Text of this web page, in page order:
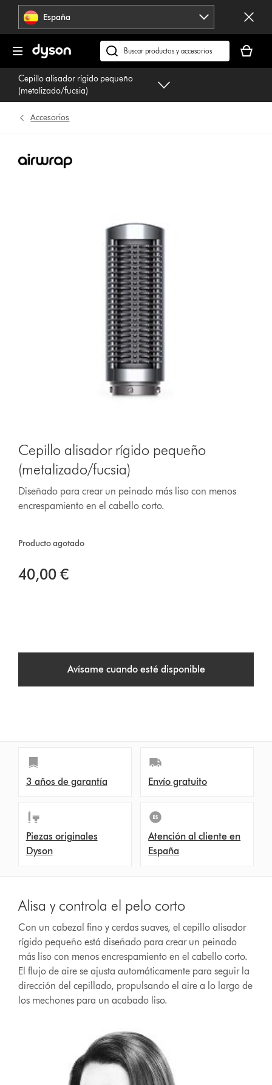
Omitir
navegación España
Buscar
en
dyson.es
cesta
está
Cepillo alisador rígido pequeño
(metalizado/fucsia)
Accesorios
Cepillo alisador rígido pequeño
(metalizado/fucsia)
Diseñado para crear un peinado más liso con menos
encrespamiento en el cabello corto.
Producto agotado
40,00 €
Avísame cuando esté disponible
3 años de garantía Envío gratuito
Piezas originales
Dyson
Atención al cliente en
España
Alisa y controla el pelo corto
Con un cabezal fino y cerdas suaves, el cepillo alisador
rígido pequeño está diseñado para crear un peinado
más liso con menos encrespamiento en el cabello corto.
El flujo de aire se ajusta automáticamente para seguir la
dirección del cepillado, propulsando el aire a lo largo de
los mechones para un acabado liso.